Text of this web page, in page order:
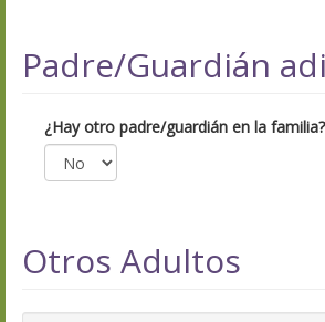
Padre/Guardián
¿Hay otro padre/guardián en la familia?
Otros Adultos